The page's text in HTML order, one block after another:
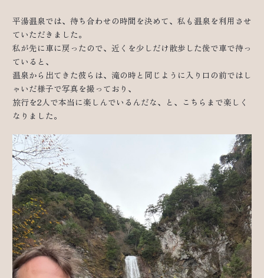
平湯温泉では、待ち合わせの時間を決めて、私も温泉を利用させ
ていただきました。
私が先に車に戻ったので、近くを少しだけ散歩した後で車で待っ
ていると、
温泉から出てきた彼らは、滝の時と同じように入り口の前ではし
ゃいだ様子で写真を撮っており、
旅行を2人で本当に楽しんでいるんだな、と、こちらまで楽しく
なりました。